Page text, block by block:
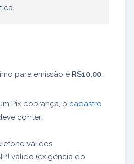
para emissão é R$10,00
Pix cobrança, o cadastro
conter:
válidos
válido (exigência do